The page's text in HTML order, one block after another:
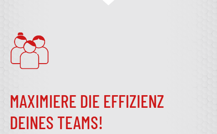
MAXIMIERE DIE EFFIZIENZ
DEINES TEAMS!